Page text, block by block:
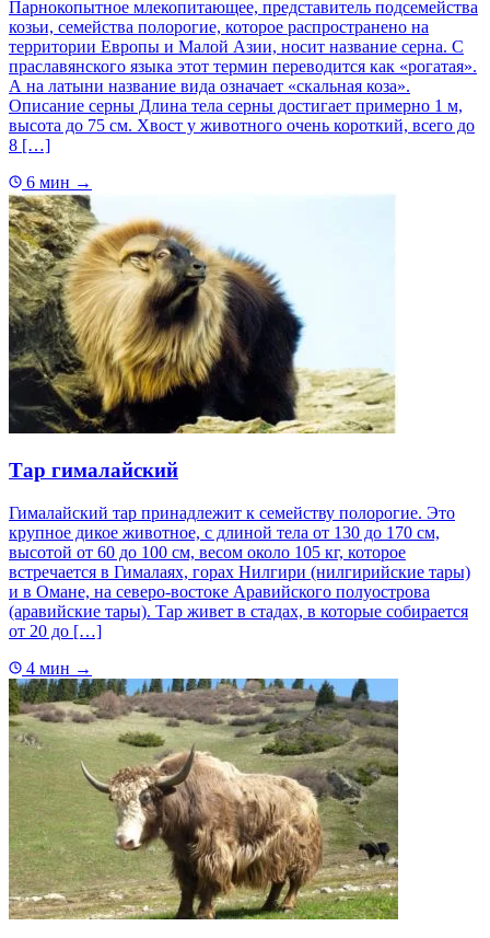
Парнокопытное млекопитающее, представитель подсемейства
козьи, семейства полорогие, которое распространено на
территории Европы и Малой Азии, носит название серна. С
праславянского языка этот термин переводится как «рогатая».
А на латыни название вида означает «скальная коза».
Описание серны Длина тела серны достигает примерно 1 м,
высота до 75 см. Хвост у животного очень короткий, всего до
8 […]
6 мин →
Тар гималайский
Гималайский тар принадлежит к семейству полорогие. Это
крупное дикое животное, с длиной тела от 130 до 170 см,
высотой от 60 до 100 см, весом около 105 кг, которое
встречается в Гималаях, горах Нилгири (нилгирийские тары)
и в Омане, на северо-востоке Аравийского полуострова
(аравийские тары). Тар живет в стадах, в которые собирается
от 20 до […]
4 мин →